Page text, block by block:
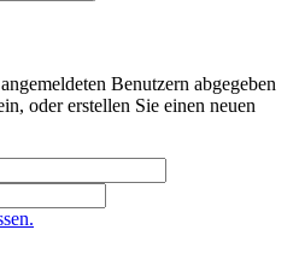
Benutzern abgegeben
oder erstellen Sie einen neuen